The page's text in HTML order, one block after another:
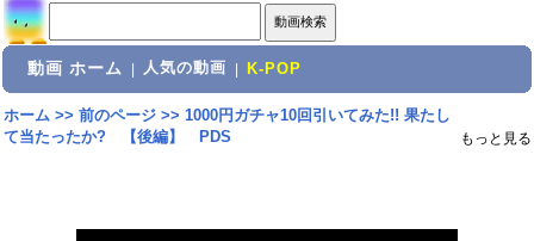
動画 ホーム 人気の動画 K-POP
ホーム>> 前のページ>> 1000円ガチャ10回引いてみた!! 果たし
て当たったか? 【後編】 PDS
もっと見る